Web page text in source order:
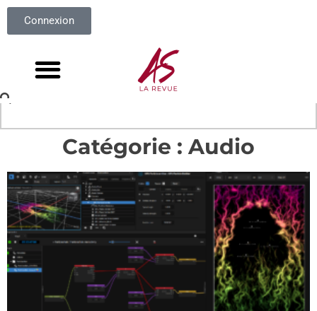
Connexion
Catégorie : Audio